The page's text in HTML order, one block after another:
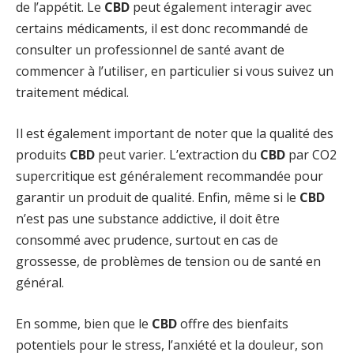
de l’appétit. Le CBD peut également interagir avec
certains médicaments, il est donc recommandé de
consulter un professionnel de santé avant de
commencer à l’utiliser, en particulier si vous suivez un
traitement médical.
Il est également important de noter que la qualité des
produits CBD peut varier. L’extraction du CBD par CO2
supercritique est généralement recommandée pour
garantir un produit de qualité. Enfin, même si le CBD
n’est pas une substance addictive, il doit être
consommé avec prudence, surtout en cas de
grossesse, de problèmes de tension ou de santé en
général.
En somme, bien que le CBDoffre des bienfaits
potentiels pour le stress, l’anxiété et la douleur, son